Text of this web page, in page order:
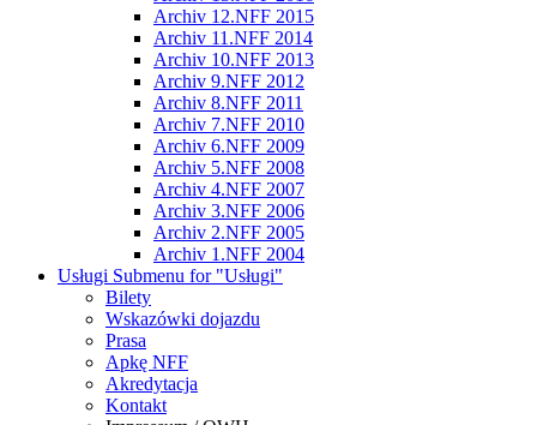
Archiv 12.NFF 2015
Archiv 11.NFF 2014
Archiv 10.NFF 2013
Archiv 9.NFF 2012
Archiv 8.NFF 2011
Archiv 7.NFF 2010
Archiv 6.NFF 2009
Archiv 5.NFF 2008
Archiv 4.NFF 2007
Archiv 3.NFF 2006
Archiv 2.NFF 2005
Archiv 1.NFF 2004
Usługi Submenu for "Usługi"
Bilety
Wskazówki dojazdu
Prasa
Apkę NFF
Akredytacja
Kontakt